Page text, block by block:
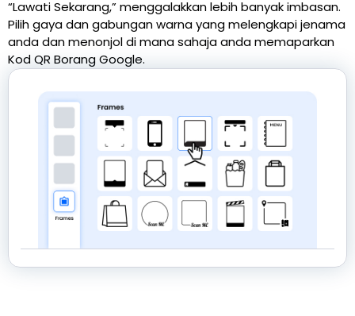
“Lawati Sekarang,” menggalakkan lebih banyak imbasan.
Pilih gaya dan gabungan warna yang melengkapi jenama
anda dan menonjol di mana sahaja anda memaparkan
Kod QR Borang Google.